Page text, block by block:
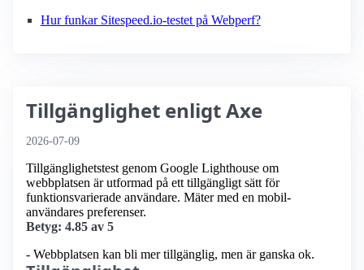
Hur funkar Sitespeed.io-testet på Webperf?
Tillgänglighet enligt Axe
2026-07-09
Tillgänglighetstest genom Google Lighthouse om
webbplatsen är utformad på ett tillgängligt sätt för
funktionsvarierade användare. Mäter med en mobil­
användares preferenser.
Betyg: 4.85 av 5
- Webbplatsen kan bli mer tillgänglig, men är ganska ok.